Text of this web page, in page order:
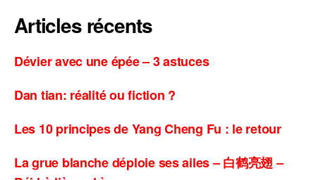
Articles récents
Dévier avec une épée – 3 astuces
Dan tian: réalité ou fiction ?
Les 10 principes de Yang Cheng Fu : le retour
La grue blanche déploie ses ailes – 白鹤亮翅 –